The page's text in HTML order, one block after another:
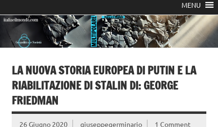
MENU
LA NUOVA STORIA EUROPEA DI PUTIN E LA
RIABILITAZIONE DI STALIN DI: GEORGE
FRIEDMAN
26 Giugno 2020 giuseppegerminario 1 Comment